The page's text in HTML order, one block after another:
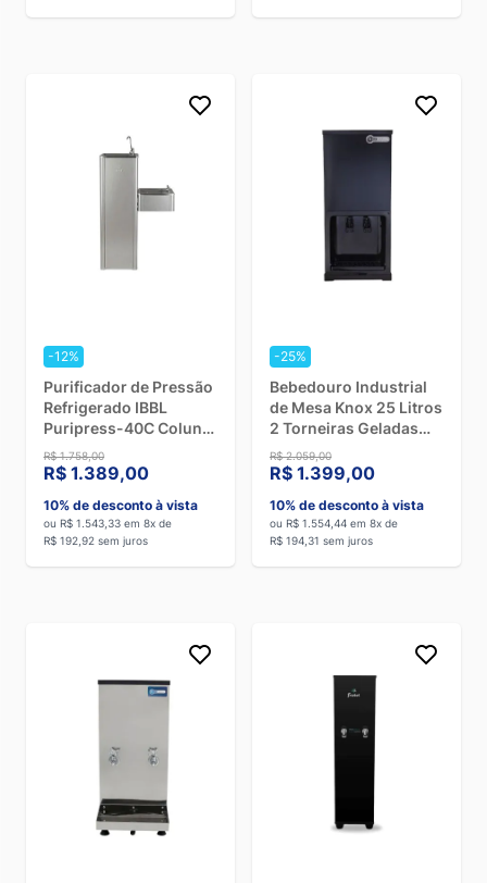
-12%
Purificador de Pressão
Refrigerado IBBL
Puripress-40C Coluna
Inox - 110V
R$ 1.758,00
R$ 1.389,00
10% de desconto à vista
ou R$ 1.543,33 em 8x de
R$ 192,92 sem juros
-25%
Bebedouro Industrial
de Mesa Knox 25 Litros
2 Torneiras Geladas
Black -110V
R$ 2.059,00
R$ 1.399,00
10% de desconto à vista
ou R$ 1.554,44 em 8x de
R$ 194,31 sem juros